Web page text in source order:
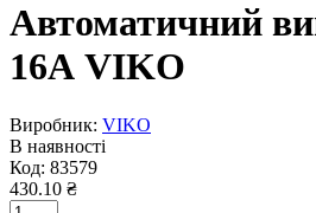
Автоматичний
16А VIKO
Виробник: VIKO
В наявності
Код: 83579
430.10 ₴